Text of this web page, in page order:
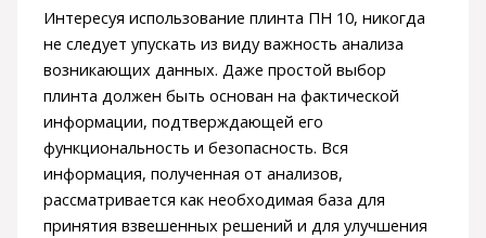
Интересуя использование плинта ПН 10, никогда
не следует упускать из виду важность анализа
возникающих данных. Даже простой выбор
плинта должен быть основан на фактической
информации, подтверждающей его
функциональность и безопасность. Вся
информация, полученная от анализов,
рассматривается как необходимая база для
принятия взвешенных решений и для улучшения